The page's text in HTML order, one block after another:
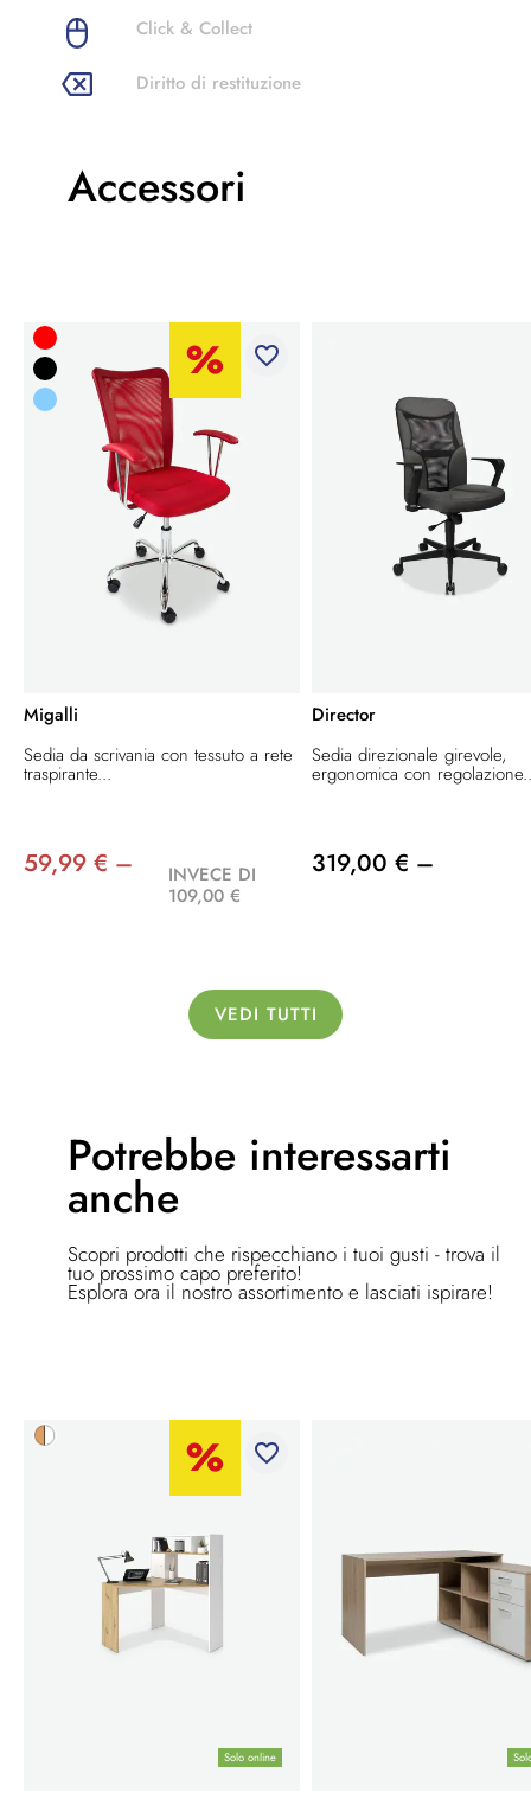
Click & Collect
Diritto di restituzione
Accessori
favorite_border
Migalli
Sedia da scrivania con tessuto a rete
traspirante...
59,99 € –
INVECE DI
109,00 €
Director
Sedia direzionale girevole,
ergonomica con
319,00 € –
VEDI TUTTI
Potrebbe interessarti
anche
Scopri prodotti che rispecchiano i tuoi gusti - trova il
tuo prossimo capo preferito!
Esplora ora il nostro assortimento e lasciati ispirare!
Solo online
favorite_border